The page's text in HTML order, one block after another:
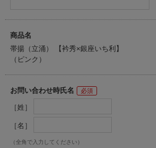
商品名
帯揚（立涌） 【衿秀×銀座いち利】
（ピンク）
お問い合わせ時氏名
［姓］
［名］
（全角で入力してください）